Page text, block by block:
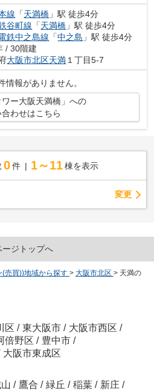
線 「天満橋 」駅 徒歩4分
谷町線 「天満橋 」駅 徒歩4分
鉄中之島線 「中之島 」駅 徒歩4分
/ 30階建
大阪市北区天満 １丁目5-7
情報がありません。
ワー大阪天満橋」への
わせはこちら
0 件 1～11 棟を表示
変更
ージトップへ
(売買))地域から探す > 大阪市北区 > 天満の
区 / 東大阪市 / 大阪市西区 /
倍野区 / 豊中市 /
大阪市東成区
/ 鷹合 / 緑丘 / 稲葉 / 新庄 /